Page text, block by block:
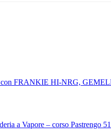
con FRANKIE HI-NRG,
a Vapore – corso Pastrengo 51